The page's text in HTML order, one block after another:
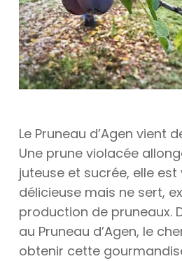
Le Pruneau d’Agen vient
Une prune violacée
juteuse et sucrée, elle
délicieuse mais ne sert,
production de pruneaux.
au Pruneau d’Agen, le
obtenir cette